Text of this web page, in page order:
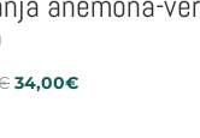
El
34,00€El